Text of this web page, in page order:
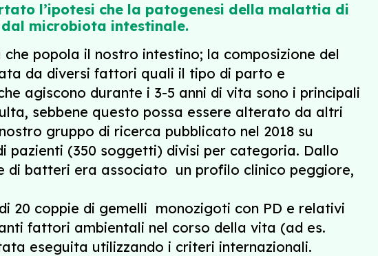
l’ipotesi che la patogenesi della malattia di
dal microbiota intestinale.
popola il nostro intestino; la composizione del
da diversi fattori quali il tipo di parto e
agiscono durante i 3-5 anni di vita sono i principali
sebbene questo possa essere alterato da altri
gruppo di ricerca pubblicato nel 2018 su
pazienti (350 soggetti) divisi per categoria. Dallo
di batteri era associato un profilo clinico peggiore,
20 coppie di gemelli monozigoti con PD e relativi
fattori ambientali nel corso della vita (ad es.
eseguita utilizzando i criteri internazionali.